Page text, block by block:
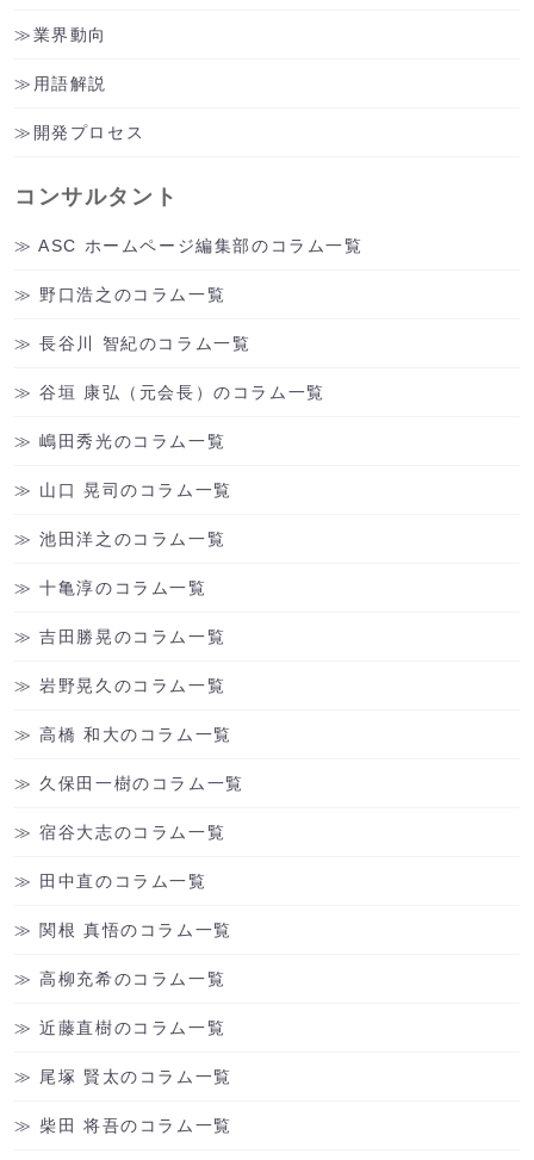
業界動向
用語解説
開発プロセス
コンサルタント
ASC ホームページ編集部のコラム一覧
野口浩之のコラム一覧
長谷川 智紀のコラム一覧
谷垣 康弘（元会長）のコラム一覧
嶋田秀光のコラム一覧
山口 晃司のコラム一覧
池田洋之のコラム一覧
十亀淳のコラム一覧
吉田勝晃のコラム一覧
岩野晃久のコラム一覧
高橋 和大のコラム一覧
久保田一樹のコラム一覧
宿谷大志のコラム一覧
田中直のコラム一覧
関根 真悟のコラム一覧
高柳充希のコラム一覧
近藤直樹のコラム一覧
尾塚 賢太のコラム一覧
柴田 将吾のコラム一覧